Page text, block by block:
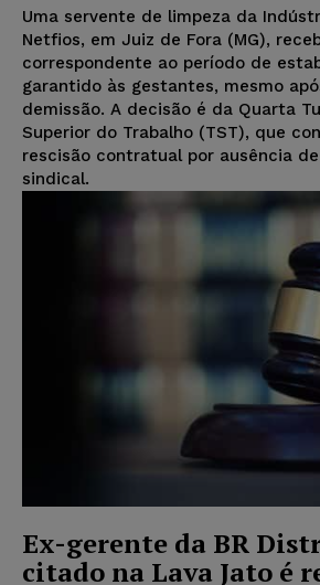
Uma servente de limpeza da
Netfios, em Juiz de Fora (MG),
correspondente ao período de
garantido às gestantes, mesmo
demissão. A decisão é da Quarta
Superior do Trabalho (TST), que
rescisão contratual por ausência
sindical.
Ex-gerente da BR
citado na Lava Jato é